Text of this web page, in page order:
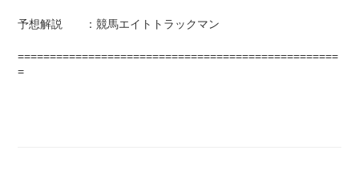
予想解説 ：競馬エイトトラックマン
==================================================
=